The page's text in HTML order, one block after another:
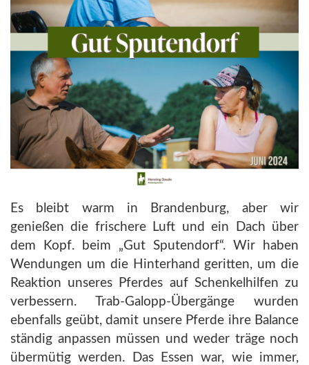
Es bleibt warm in Brandenburg, aber wir
genießen die frischere Luft und ein Dach über
dem Kopf. beim „Gut Sputendorf“. Wir haben
Wendungen um die Hinterhand geritten, um die
Reaktion unseres Pferdes auf Schenkelhilfen zu
verbessern. Trab-Galopp-Übergänge wurden
ebenfalls geübt, damit unsere Pferde ihre Balance
ständig anpassen müssen und weder träge noch
übermütig werden. Das Essen war, wie immer,